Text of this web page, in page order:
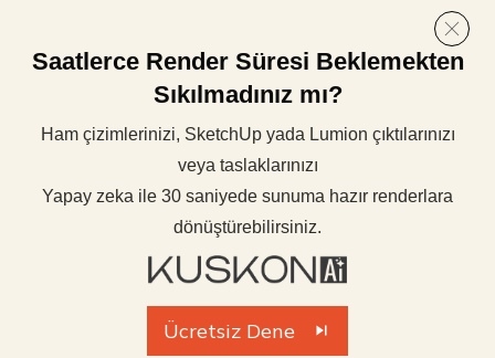
Saatlerce Render Süresi Beklemekten
Sıkılmadınız mı?
Ham çizimlerinizi, SketchUp yada Lumion çıktılarınızı
veya taslaklarınızı
Yapay zeka ile 30 saniyede sunuma hazır renderlara
dönüştürebilirsiniz.
Ücretsiz Dene